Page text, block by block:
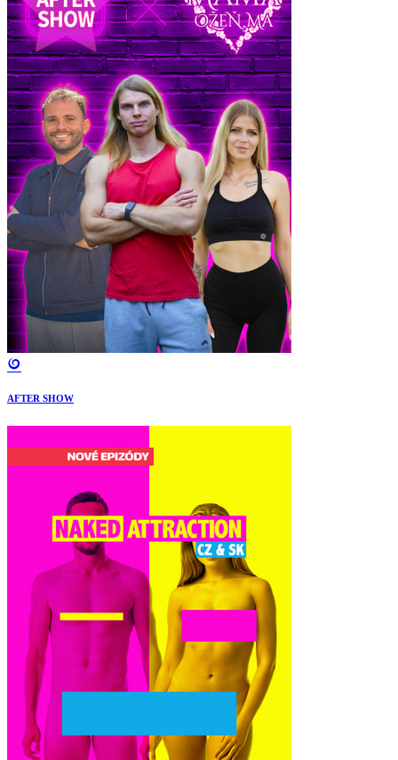
AFTER SHOW